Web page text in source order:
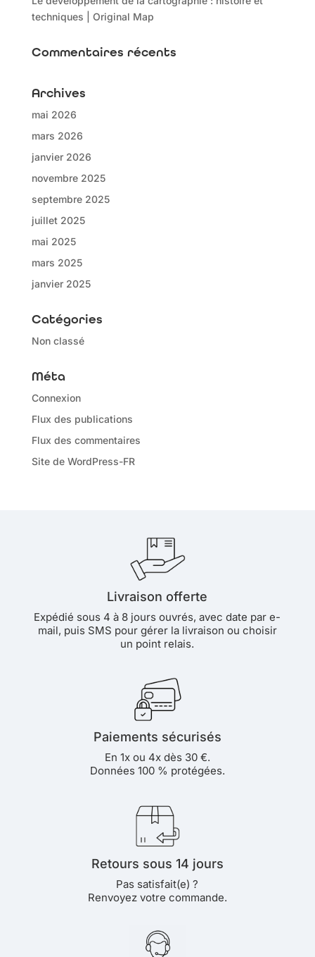
techniques | Original Map
Commentaires récents
Archives
mai 2026
mars 2026
janvier 2026
novembre 2025
septembre 2025
juillet 2025
mai 2025
mars 2025
janvier 2025
Catégories
Non classé
Méta
Connexion
Flux des publications
Flux des commentaires
Site de WordPress-FR
Livraison offerte
Expédié sous 4 à 8 jours ouvrés, avec date par e-
mail, puis SMS pour gérer la livraison ou choisir
un point relais.
Paiements sécurisés
En 1x ou 4x dès 30 €.
Données 100 % protégées.
Retours sous 14 jours
Pas satisfait(e) ?
Renvoyez votre commande.